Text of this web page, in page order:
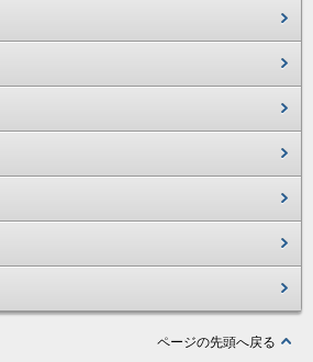
ページの先頭へ戻る